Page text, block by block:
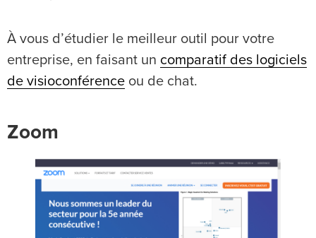
À vous d’étudier le meilleur outil pour votre
entreprise, en faisant un comparatif des logiciels
de visioconférence ou de chat.
Zoom